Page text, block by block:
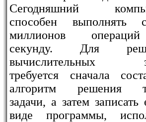
Сегодняшний
способен выполнять
миллионов
секунду. Для
вычислительных
требуется сначала
алгоритм решения
задачи, а затем записать
виде программы,